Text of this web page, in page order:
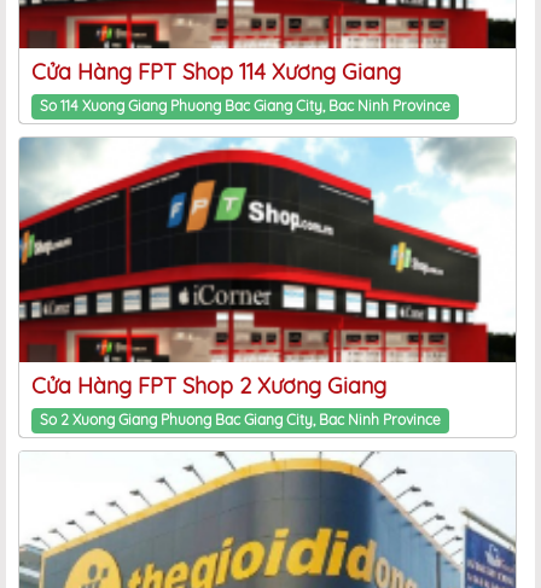
Cửa Hàng FPT Shop 114 Xương Giang
So 114 Xuong Giang Phuong Bac Giang City, Bac Ninh Province
Cửa Hàng FPT Shop 2 Xương Giang
So 2 Xuong Giang Phuong Bac Giang City, Bac Ninh Province